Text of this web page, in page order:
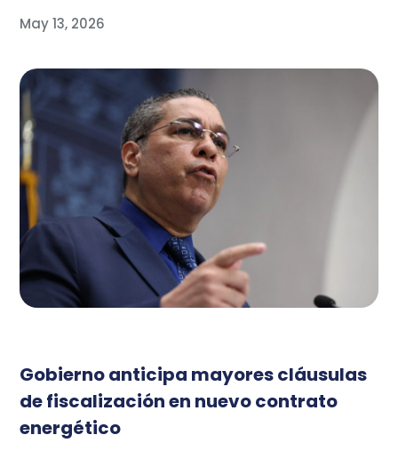
May 13, 2026
Gobierno anticipa mayores cláusulas
de fiscalización en nuevo contrato
energético